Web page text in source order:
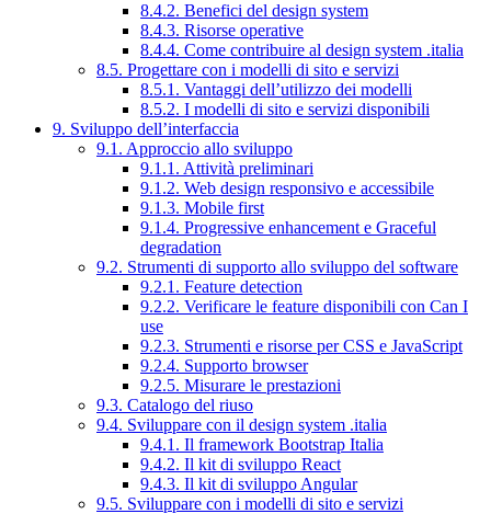
8.4.2. Benefici del design system
8.4.3. Risorse operative
8.4.4. Come contribuire al design system .italia
8.5. Progettare con i modelli di sito e servizi
8.5.1. Vantaggi dell’utilizzo dei modelli
8.5.2. I modelli di sito e servizi disponibili
9. Sviluppo dell’interfaccia
9.1. Approccio allo sviluppo
9.1.1. Attività preliminari
9.1.2. Web design responsivo e accessibile
9.1.3. Mobile first
9.1.4. Progressive enhancement e Graceful
degradation
9.2. Strumenti di supporto allo sviluppo del software
9.2.1. Feature detection
9.2.2. Verificare le feature disponibili con Can I
use
9.2.3. Strumenti e risorse per CSS e JavaScript
9.2.4. Supporto browser
9.2.5. Misurare le prestazioni
9.3. Catalogo del riuso
9.4. Sviluppare con il design system .italia
9.4.1. Il framework Bootstrap Italia
9.4.2. Il kit di sviluppo React
9.4.3. Il kit di sviluppo Angular
9.5. Sviluppare con i modelli di sito e servizi